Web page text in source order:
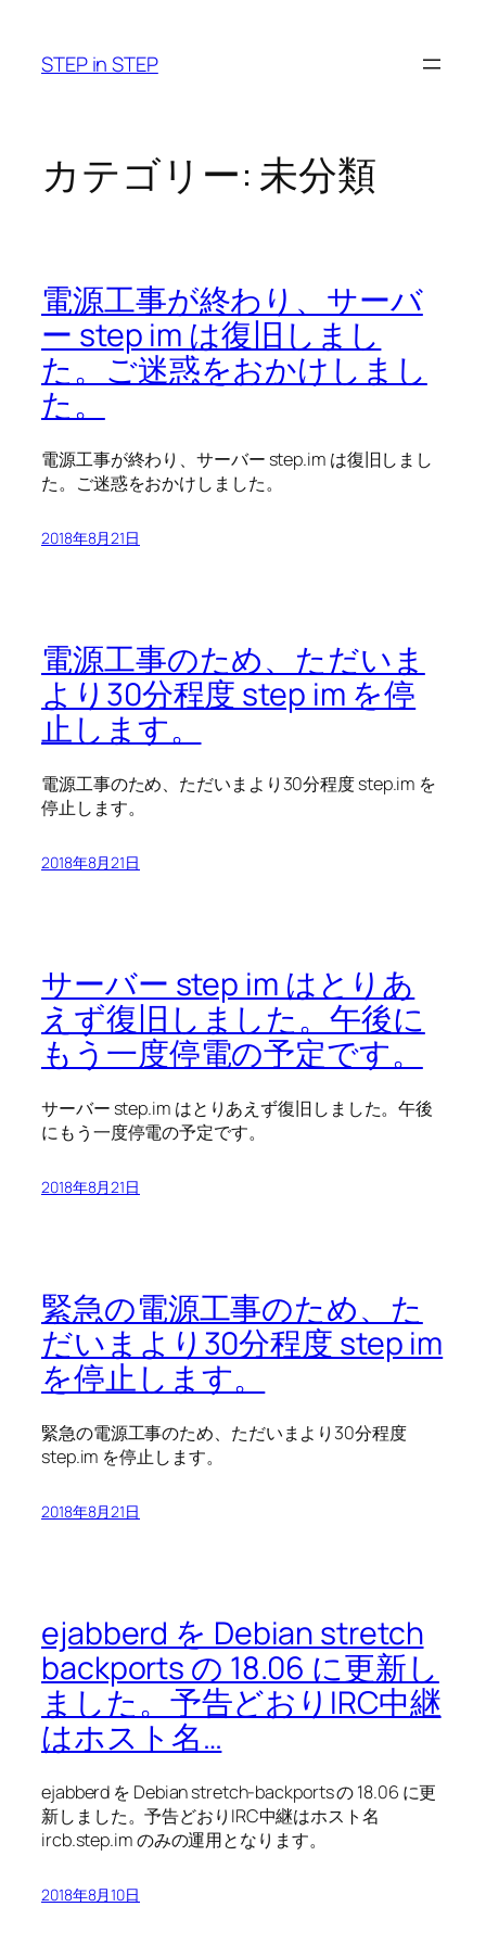
STEP in STEP
カテゴリー: 未分類
電源工事が終わり、サーバ
ー step im は復旧しまし
た。ご迷惑をおかけしまし
た。
電源工事が終わり、サーバー step.im は復旧しまし
た。ご迷惑をおかけしました。
2018年8月21日
電源工事のため、ただいま
より30分程度 step im を停
止します。
電源工事のため、ただいまより30分程度 step.im を
停止します。
2018年8月21日
サーバー step im はとりあ
えず復旧しました。午後に
もう一度停電の予定です。
サーバー step.im はとりあえず復旧しました。午後
にもう一度停電の予定です。
2018年8月21日
緊急の電源工事のため、た
だいまより30分程度 step im
を停止します。
緊急の電源工事のため、ただいまより30分程度
step.im を停止します。
2018年8月21日
ejabberd を Debian stretch
backports の 18.06 に更新し
ました。予告どおりIRC中継
はホスト名…
ejabberd を Debian stretch-backports の 18.06 に更
新しました。予告どおりIRC中継はホスト名
ircb.step.im のみの運用となります。
2018年8月10日